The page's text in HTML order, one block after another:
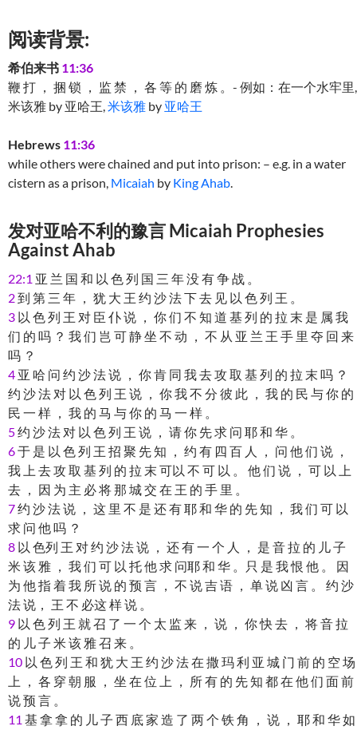
阅读背景:
希伯来书 11:36
鞭 打 ， 捆 锁 ， 监 禁 ， 各 等 的 磨 炼 。- 例如：在一个水牢里,
米该雅 by 亚哈王,米该雅 by 亚哈王
Hebrews 11:36
while others were chained and put into prison: – e.g. in a water
cistern as a prison, Micaiah by King Ahab.
发对亚哈不利的豫言 Micaiah Prophesies
Against Ahab
22:1 亚 兰 国 和 以 色 列 国 三 年 没 有 争 战 。
2到 第 三 年 ， 犹 大 王 约 沙 法 下 去 见 以 色 列 王 。
3 以 色 列 王 对 臣 仆 说 ， 你 们 不 知 道 基 列 的 拉 末 是 属 我
们 的 吗 ？ 我 们 岂 可 静 坐 不 动 ， 不 从 亚 兰 王 手 里 夺 回 来
吗 ？
4 亚 哈 问 约 沙 法 说 ， 你 肯 同 我 去 攻 取 基 列 的 拉 末 吗 ？
约 沙 法 对 以 色 列 王 说 ， 你 我 不 分 彼 此 ， 我 的 民 与 你 的
民 一 样 ， 我 的 马 与 你 的 马 一 样 。
5约 沙 法 对 以 色 列 王 说 ， 请 你 先 求 问 耶 和 华 。
6于 是 以 色 列 王 招 聚 先 知 ， 约 有 四 百 人 ， 问 他 们 说 ，
我 上 去 攻 取 基 列 的 拉 末 可以 不 可 以 。 他 们 说 ， 可 以 上
去 ， 因 为 主 必 将 那 城 交 在 王 的 手 里 。
7约 沙 法 说 ， 这 里 不 是 还 有 耶 和 华 的 先 知 ， 我 们 可 以
求 问 他 吗 ？
8 以 色列 王 对 约 沙 法 说 ， 还 有 一 个 人 ， 是 音 拉 的 儿 子
米 该 雅 ， 我 们 可 以 托 他 求 问耶 和 华 。只 是 我 恨 他 。 因
为 他 指 着 我 所 说 的 预 言 ， 不 说 吉 语 ， 单 说 凶 言 。 约 沙
法 说， 王 不 必这 样 说 。
9 以 色 列 王 就 召 了 一 个 太 监 来 ， 说 ， 你 快 去 ， 将 音 拉
的 儿 子 米 该 雅 召 来 。
10 以 色 列 王 和 犹 大 王 约 沙 法 在 撒 玛 利 亚 城 门 前 的 空 场
上 ， 各 穿 朝 服 ， 坐 在 位 上 ， 所 有 的 先 知 都 在 他 们 面 前
说 预 言 。
11 基 拿 拿 的 儿 子 西 底 家 造 了 两 个 铁 角 ， 说 ， 耶 和 华 如